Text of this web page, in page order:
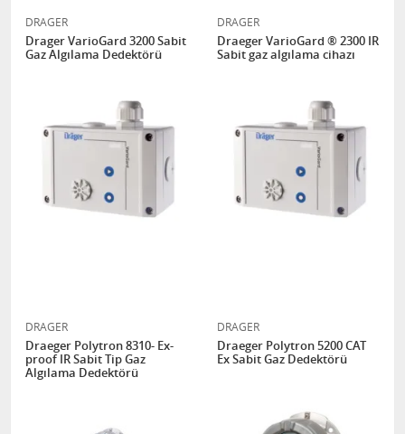
DRAGER
Drager VarioGard 3200 Sabit
Gaz Algılama Dedektörü
DRAGER
Draeger VarioGard ® 2300 IR
Sabit gaz algılama cihazı
DRAGER
Draeger Polytron 8310- Ex-
proof IR Sabit Tip Gaz
Algılama Dedektörü
DRAGER
Draeger Polytron 5200 CAT
Ex Sabit Gaz Dedektörü